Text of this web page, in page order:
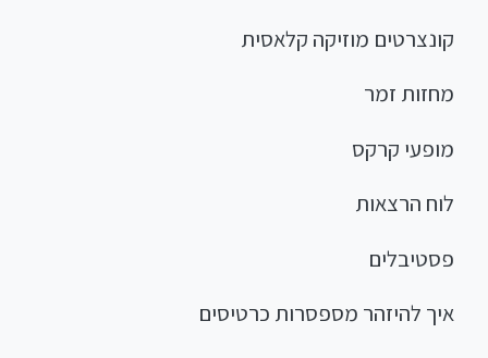
קונצרטים מוזיקה קלאסית
מחזות זמר
מופעי קרקס
לוח הרצאות
פסטיבלים
איך להיזהר מספסרות כרטיסים